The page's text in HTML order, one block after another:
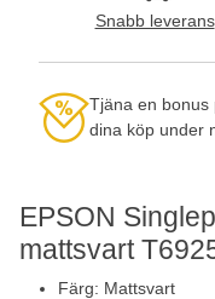
EPSON
mattsvart
Färg: Mattsvart
Snabb leverans
Tjäna en bonus
dina köp under